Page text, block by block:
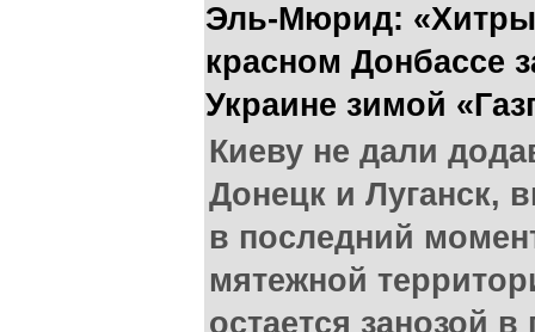
Эль-Мюрид:
красном Донбассе
Украине зимой
Киеву не дали
Донецк и Луганск,
в последний
мятежной
остается занозой в